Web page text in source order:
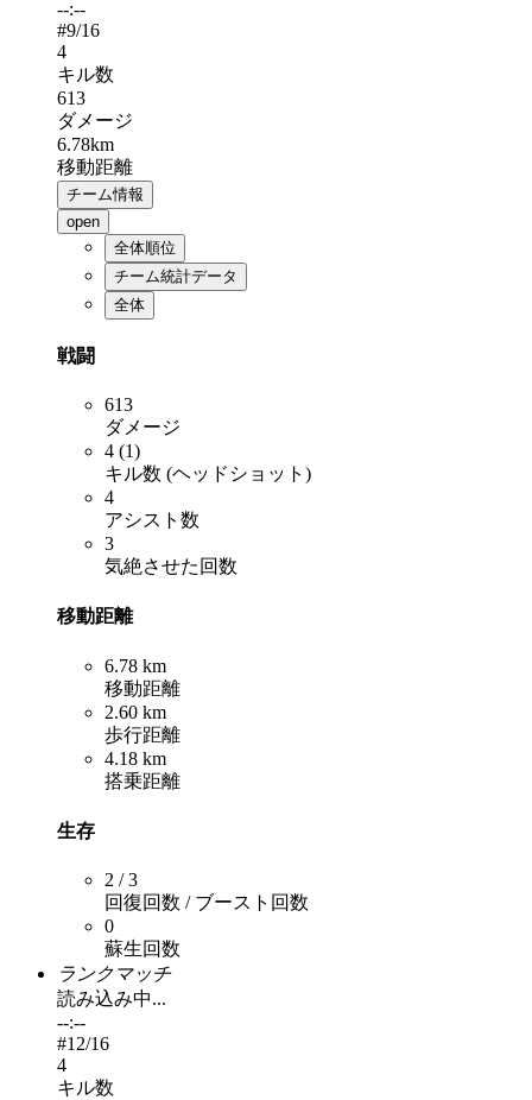
--:--
#9/16
4
キル数
613
ダメージ
6.78km
移動距離
チーム情報
open
全体順位
チーム統計データ
全体
戦闘
613
ダメージ
4 (1)
キル数 (ヘッドショット)
4
アシスト数
3
気絶させた回数
移動距離
6.78 km
移動距離
2.60 km
歩行距離
4.18 km
搭乗距離
生存
2 / 3
回復回数 / ブースト回数
0
蘇生回数
ランクマッチ
読み込み中...
--:--
#12/16
4
キル数